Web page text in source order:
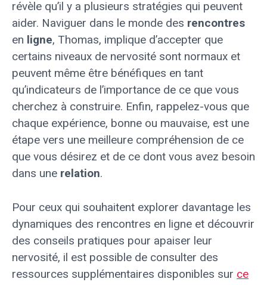
révèle qu’il y a plusieurs stratégies qui peuvent
aider. Naviguer dans le monde des rencontres
en ligne, Thomas, implique d’accepter que
certains niveaux de nervosité sont normaux et
peuvent même être bénéfiques en tant
qu’indicateurs de l’importance de ce que vous
cherchez à construire. Enfin, rappelez-vous que
chaque expérience, bonne ou mauvaise, est une
étape vers une meilleure compréhension de ce
que vous désirez et de ce dont vous avez besoin
dans une relation.
Pour ceux qui souhaitent explorer davantage les
dynamiques des rencontres en ligne et découvrir
des conseils pratiques pour apaiser leur
nervosité, il est possible de consulter des
ressources supplémentaires disponibles sur ce